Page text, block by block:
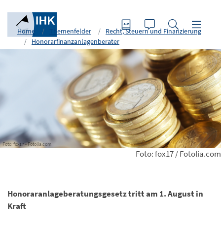
Home Themenfelder
Recht, Steuern und Finanzierung
Honorarfinanzanlagenberater
Foto: fox17 - Fotolia.com
Foto: fox17 / Fotolia.com
Honoraranlageberatungsgesetz tritt am 1. August in
Kraft